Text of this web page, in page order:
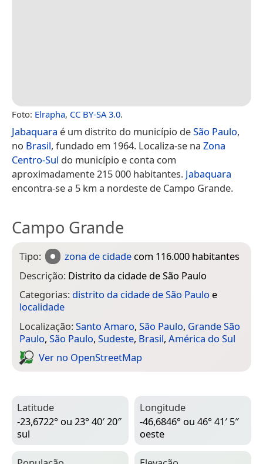
Foto: Elrapha, CC BY-SA 3.0.
Jabaquara é um distrito do município deSão Paulo,
no Brasil, fundado em 1964. Localiza-se na Zona
Centro-Sul do município e conta com
aproximadamente 215 000 habitantes. Jabaquara
encontra-se a 5 km a nordeste de Campo Grande.
Campo Grande
Tipo: zona de cidade com 116.000 habitantes
Descrição: Distrito da cidade de São Paulo
Categorias: distrito da cidade de São Paulo e
localidade
Localização:Santo Amaro, São Paulo, Grande São
Paulo, São Paulo, Sudeste, Brasil, América do Sul
Ver no Open­Street­Map
Latitude
-23,6722° ou 23° 40′ 20″
sul
Longitude
-46,6846° ou 46° 41′ 5″
oeste